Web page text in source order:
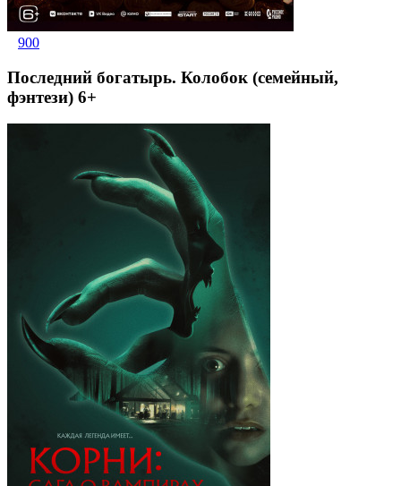
900
Последний богатырь. Колобок (семейный,
фэнтези) 6+